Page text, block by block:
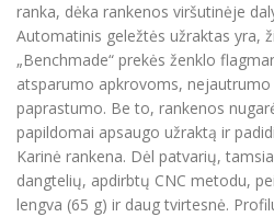
ranka, dėka rankenos viršutinėje
Automatinis geležtės užraktas yra,
„Benchmade“ prekės ženklo
atsparumo apkrovoms,
paprastumo. Be to, rankenos
papildomai apsaugo užraktą ir
Karinė rankena. Dėl patvarių,
dangtelių, apdirbtų CNC metodu,
lengva (65 g) ir daug tvirtesnė.